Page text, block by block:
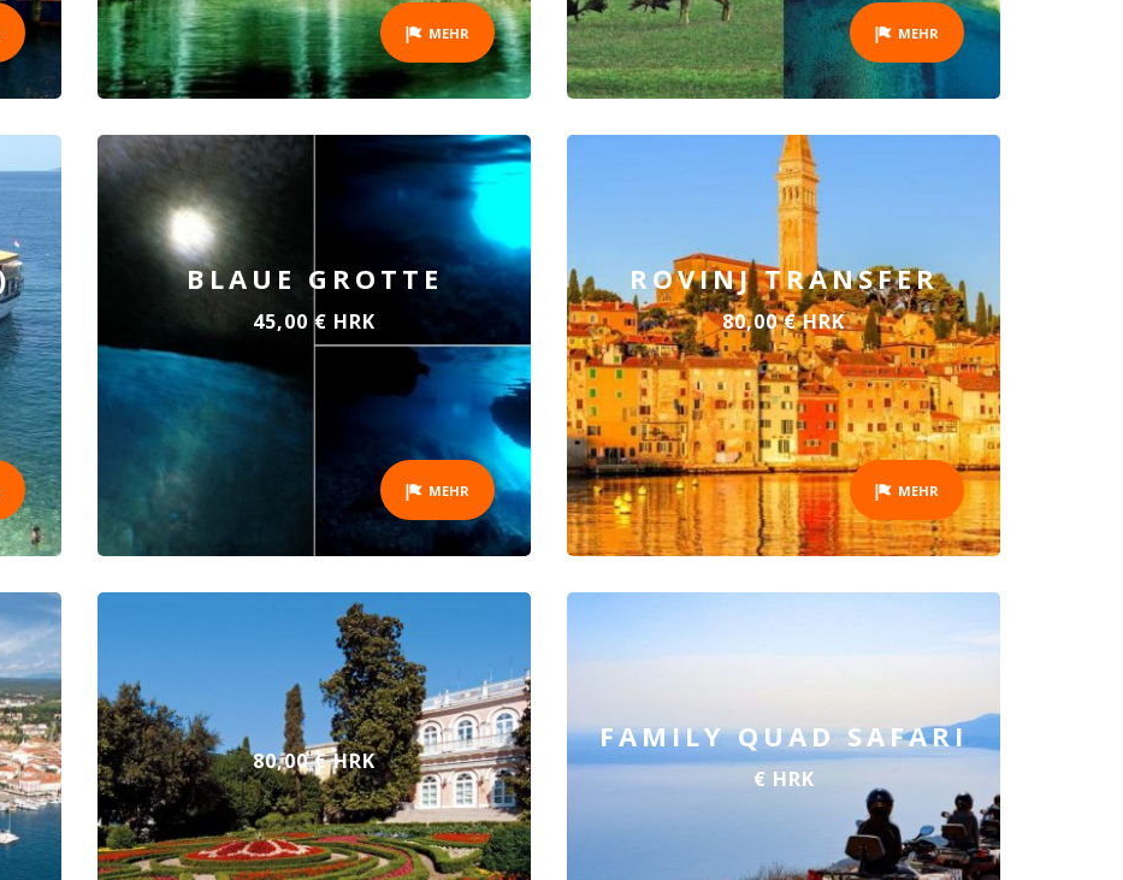
MEHR MEHR
BLAUE GROTTE
45,00 € HRK
MEHR
ROVINJ TRANSFER
80,00 € HRK
MEHR
80,00 € HRK
FAMILY QUAD SAFARI
€ HRK